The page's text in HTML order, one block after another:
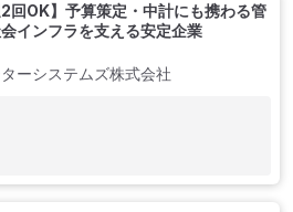
2回OK】予算策定・中計にも携わる管
インフラを支える安定企業
ーシステムズ株式会社